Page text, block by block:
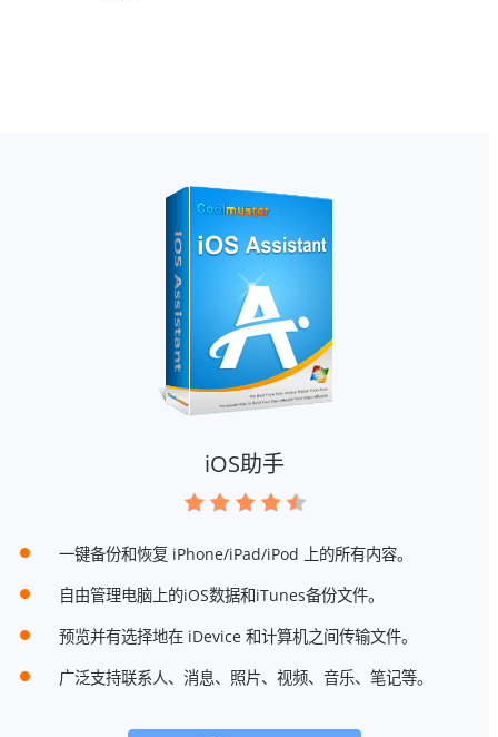
iOS助手
一键备份和恢复 iPhone/iPad/iPod 上的所有内容。
自由管理电脑上的iOS数据和iTunes备份文件。
预览并有选择地在 iDevice 和计算机之间传输文件。
广泛支持联系人、消息、照片、视频、音乐、笔记等。